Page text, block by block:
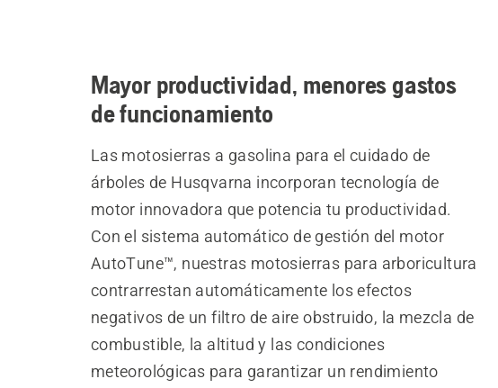
Mayor productividad, menores gastos
de funcionamiento
Las motosierras a gasolina para el cuidado de
árboles de Husqvarna incorporan tecnología de
motor innovadora que potencia tu productividad.
Con el sistema automático de gestión del motor
AutoTune™, nuestras motosierras para arboricultura
contrarrestan automáticamente los efectos
negativos de un filtro de aire obstruido, la mezcla de
combustible, la altitud y las condiciones
meteorológicas para garantizar un rendimiento